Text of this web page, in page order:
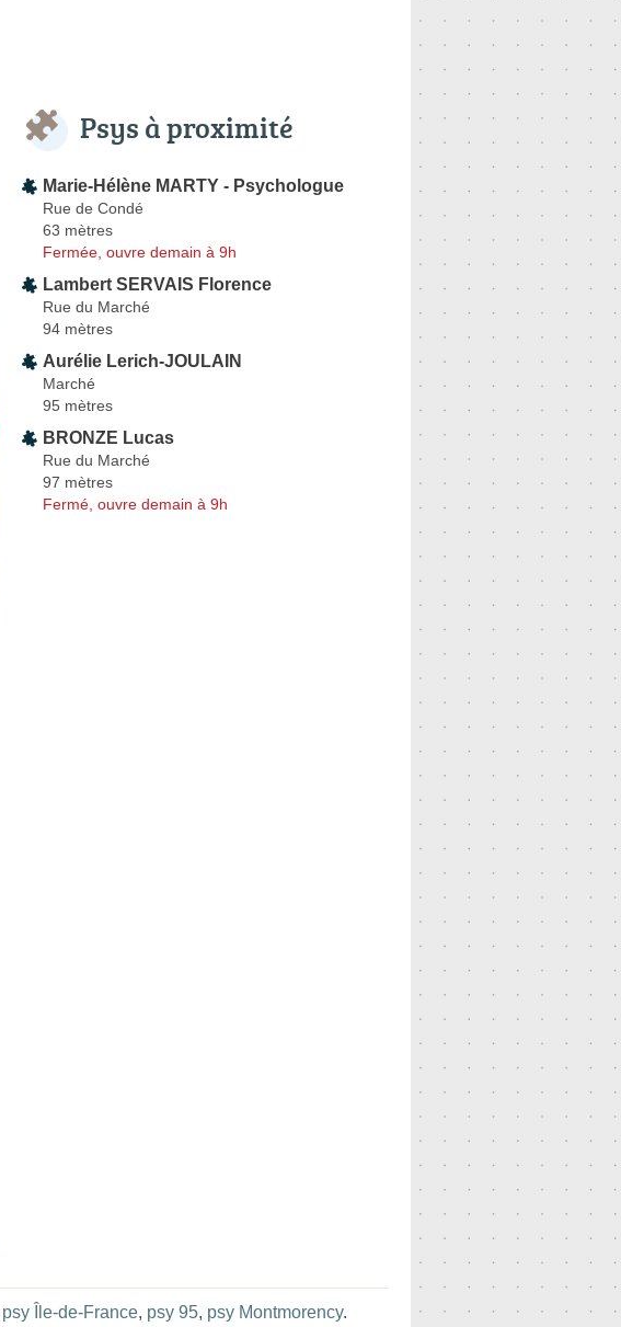
Psys à proximité
Marie-Hélène MARTY - Psychologue
Rue de Condé
63 mètres
Fermée, ouvre demain à 9h
Lambert SERVAIS Florence
Rue du Marché
94 mètres
Aurélie Lerich-JOULAIN
Marché
95 mètres
BRONZE Lucas
Rue du Marché
97 mètres
Fermé, ouvre demain à 9h
psy Île-de-France, psy 95, psy Montmorency.